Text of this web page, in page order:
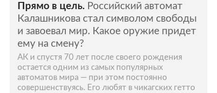
Прямо в цель. Российский автомат
Калашникова стал символом свободы
и завоевал мир. Какое оружие придет
ему на смену?
АК и спустя 70 лет после своего рождения
остается одним из самых популярных
автоматов мира — при этом постоянно
совершенствуясь. Его любят в чикагских гетто